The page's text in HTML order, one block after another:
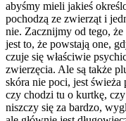
abyśmy mieli jakieś
pochodzą ze zwierząt i
nie. Zacznijmy od tego,
jest to, że powstają one,
czuje się właściwie
zwierzęcia. Ale są także
skóra nie poci, jest świeża
czy chodzi tu o kurtkę,
niszczy się za bardzo,